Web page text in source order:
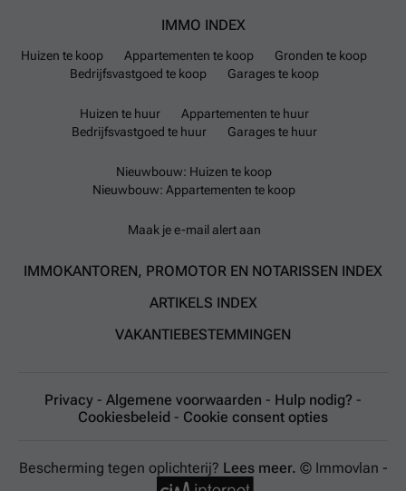
IMMO INDEX
Huizen te koop Appartementen te koop
Gronden te koop
Bedrijfsvastgoed te koop
Garages te koop
Huizen te huur
Appartementen te huur
Bedrijfsvastgoed te huur
Garages te huur
Nieuwbouw: Huizen te koop
Nieuwbouw: Appartementen te koop
Maak je e-mail alert aan
IMMOKANTOREN, PROMOTOR EN NOTARISSEN INDEX
ARTIKELS INDEX
VAKANTIEBESTEMMINGEN
Privacy - Algemene voorwaarden - Hulp nodig? -
Cookiesbeleid - Cookie consent opties
Bescherming tegen oplichterij? Lees meer. © Immovlan -